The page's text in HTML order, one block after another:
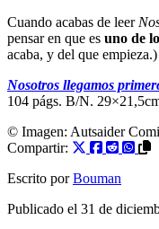
Cuando acabas de leer
pensar en que es uno de
acaba, y del que
Nosotros llegamos
104 págs. B/N.
© Imagen: Autsaider
Compartir:
Escrito por Bouman
Publicado el 31 de